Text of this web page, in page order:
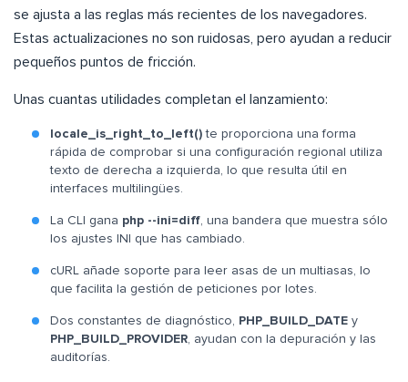
se ajusta a las reglas más recientes de los navegadores.
Estas actualizaciones no son ruidosas, pero ayudan a reducir
pequeños puntos de fricción.
Unas cuantas utilidades completan el lanzamiento:
locale_is_right_to_left() te proporciona una forma
rápida de comprobar si una configuración regional utiliza
texto de derecha a izquierda, lo que resulta útil en
interfaces multilingües.
La CLI gana php --ini=diff, una bandera que muestra sólo
los ajustes INI que has cambiado.
cURL añade soporte para leer asas de un multiasas, lo
que facilita la gestión de peticiones por lotes.
Dos constantes de diagnóstico, PHP_BUILD_DATE y
PHP_BUILD_PROVIDER, ayudan con la depuración y las
auditorías.